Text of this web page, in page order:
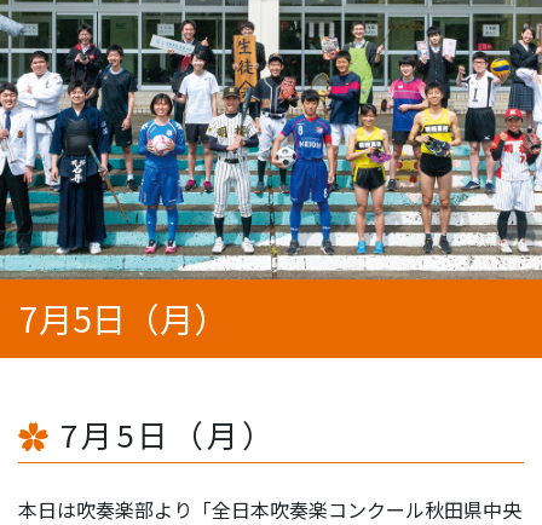
7月5日（月）
7月5日（月）
本日は吹奏楽部より「全日本吹奏楽コンクール秋田県中央